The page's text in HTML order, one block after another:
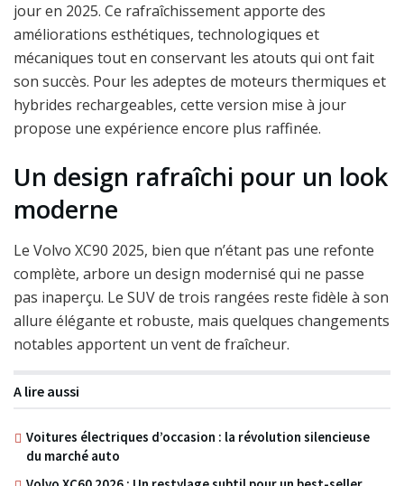
jour en 2025. Ce rafraîchissement apporte des
améliorations esthétiques, technologiques et
mécaniques tout en conservant les atouts qui ont fait
son succès. Pour les adeptes de moteurs thermiques et
hybrides rechargeables, cette version mise à jour
propose une expérience encore plus raffinée.
Un design rafraîchi pour un look
moderne
Le Volvo XC90 2025, bien que n’étant pas une refonte
complète, arbore un design modernisé qui ne passe
pas inaperçu. Le SUV de trois rangées reste fidèle à son
allure élégante et robuste, mais quelques changements
notables apportent un vent de fraîcheur.
A lire aussi
Voitures électriques d’occasion : la révolution silencieuse
du marché auto